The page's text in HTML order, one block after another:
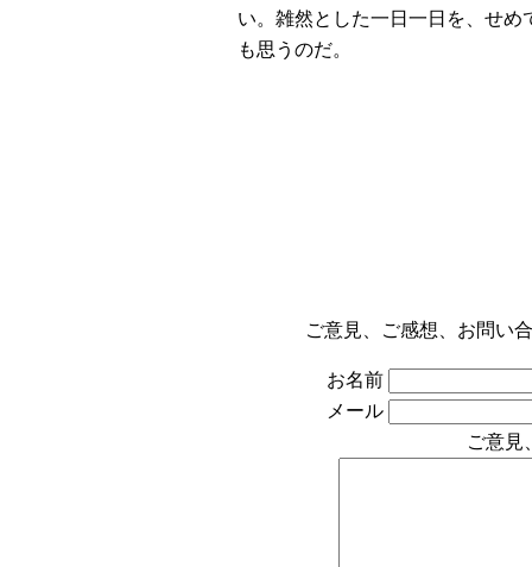
い。雑然とした一日一日を、せ
も思うのだ。
ご意見、ご感想、お問い
お名前
メール
ご意見